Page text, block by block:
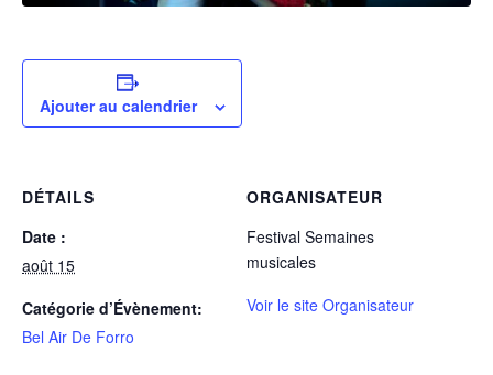
Ajouter au calendrier
DÉTAILS
Date :
août 15
Catégorie d’Évènement:
Bel Air De Forro
ORGANISATEUR
Festival Semaines
musicales
Voir le site Organisateur